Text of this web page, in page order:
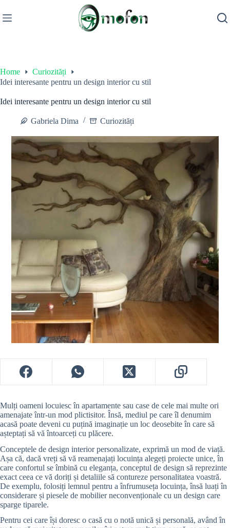
to
content
Home
Curiozități
Idei interesante pentru un design interior cu stil
Idei interesante pentru un design interior cu stil
Gabriela Dima Curiozități
Mulți oameni locuiesc în apartamente sau case de cele mai multe ori
amenajate într-un mod plictisitor. Însă, mediul pe care îl denumim
acasă poate deveni cu puțină imaginație un loc deosebite în care să
așteptați să vă întoarceți cu plăcere.
Conceptele de design interior personalizate, exprimă un mod de viață.
Așa că, dacă vreți să vă reamenajați locuința alegeți proiecte unice, în
care confortul se îmbină cu eleganța, conceptul de design să reprezinte
exact ceea ce vă doriți și detaliile să contureze personalitatea voastră.
De exemplu, folosiți lemnul pentru a înfrumuseța locuința, însă luați în
considerare și piesele de mobilier neconvenționale cu un design care
sparge tiparele.
Pentru cei care își doresc o casă cu o notă unică și personală, având în